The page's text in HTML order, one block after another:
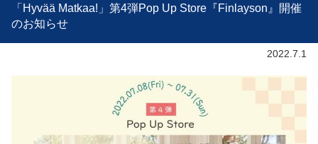
「Hyvää Matkaa!」第4弾Pop Up Store『Finlayson』開催
のお知らせ
2022.7.1